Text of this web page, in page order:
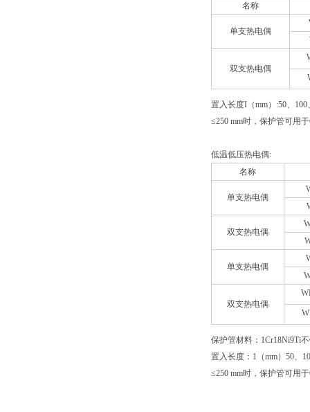
名称
单支热电偶
双支热电偶
置入长度I（mm）:50、100
≤250 mm时，保护管可用
低温低压热电偶:
名称
单支热电偶
双支热电偶
单支热电偶
双支热电偶
保护管材料：1Cr18Ni9Ti
置入长度：1（mm）50、
≤250 mm时，保护管可用